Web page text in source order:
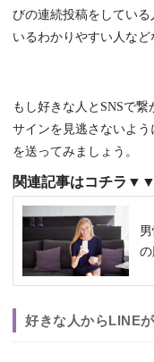
びの連続投稿をしてい
いるわかりやすい人な
もし好きな人とSNSで
サインを見逃さないよ
を送ってみましょう。
関連記事はコチラ▼▼
好きな人からLINE